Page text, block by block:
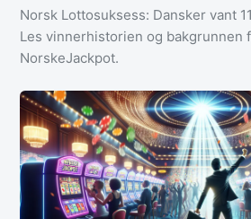
Norsk Lottosuksess: Dansker vant
Les vinnerhistorien og bakgrunnen
NorskeJackpot.